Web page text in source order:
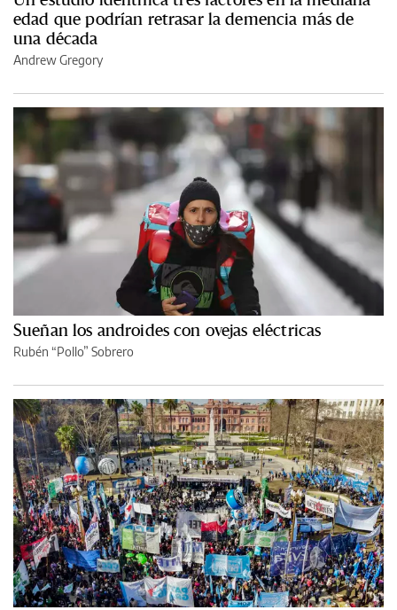
edad que podrían retrasar la demencia más de
una década
Andrew Gregory
Sueñan los androides con ovejas eléctricas
Rubén “Pollo” Sobrero